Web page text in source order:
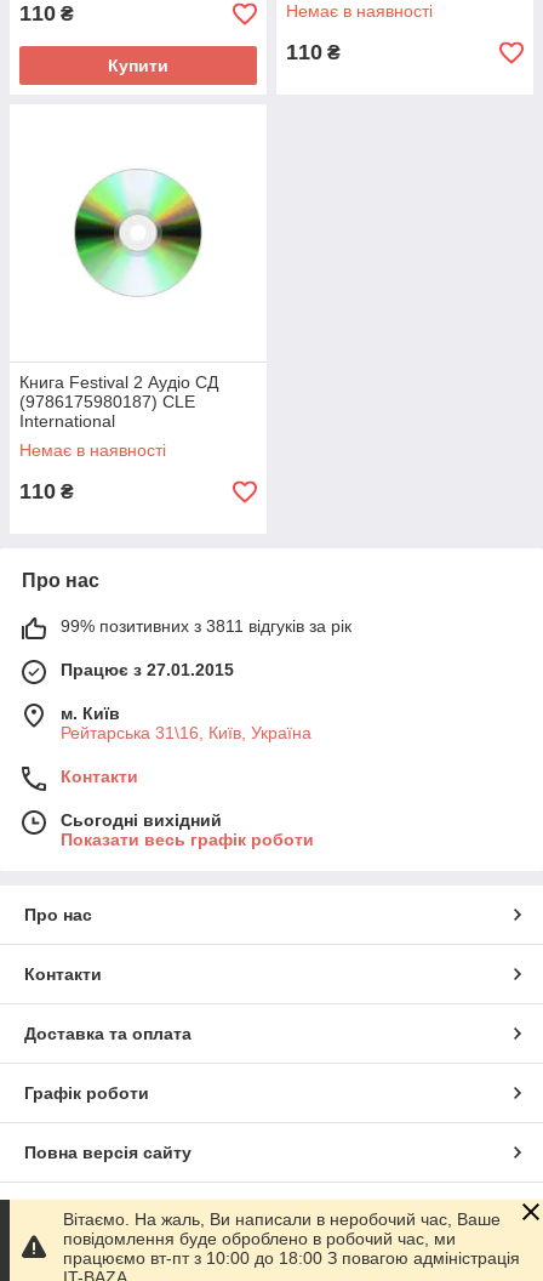
110 ₴
Купити
Немає в наявності
110 ₴
Книга Festival 2 Аудіо СД
(9786175980187) CLE
International
Немає в наявності
110 ₴
Про нас
99% позитивних з 3811 відгуків за рік
Працює з 27.01.2015
м. Київ
Рейтарська 31\16, Київ, Україна
Контакти
Сьогодні вихідний
Показати весь графік роботи
Про нас
Контакти
Доставка та оплата
Графік роботи
Повна версія сайту
Сайт створено на маркетплейсі
Політика конфіденційності
Вітаємо. На жаль, Ви написали в неробочий час, Ваше
повідомлення буде оброблено в робочий час, ми
працюємо вт-пт з 10:00 до 18:00 З повагою адміністрація